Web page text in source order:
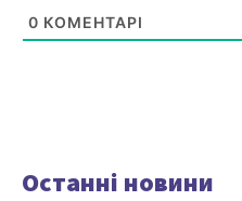
0 КОМЕНТАРІ
Останні новини